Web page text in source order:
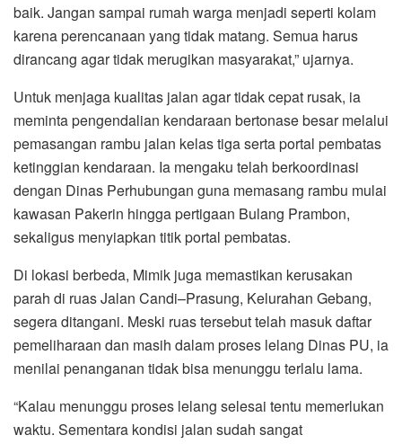
baik. Jangan sampai rumah warga menjadi seperti kolam
karena perencanaan yang tidak matang. Semua harus
dirancang agar tidak merugikan masyarakat,” ujarnya.
Untuk menjaga kualitas jalan agar tidak cepat rusak, ia
meminta pengendalian kendaraan bertonase besar melalui
pemasangan rambu jalan kelas tiga serta portal pembatas
ketinggian kendaraan. Ia mengaku telah berkoordinasi
dengan Dinas Perhubungan guna memasang rambu mulai
kawasan Pakerin hingga pertigaan Bulang Prambon,
sekaligus menyiapkan titik portal pembatas.
Di lokasi berbeda, Mimik juga memastikan kerusakan
parah di ruas Jalan Candi–Prasung, Kelurahan Gebang,
segera ditangani. Meski ruas tersebut telah masuk daftar
pemeliharaan dan masih dalam proses lelang Dinas PU, ia
menilai penanganan tidak bisa menunggu terlalu lama.
“Kalau menunggu proses lelang selesai tentu memerlukan
waktu. Sementara kondisi jalan sudah sangat